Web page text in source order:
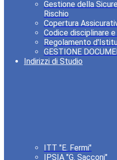
Gestione della
Rischio
Copertura
Codice disciplinare
Regolamento
GESTIONE
Indirizzi di Studio
ITT "E. Fermi"
IPSIA "G. Sacconi"